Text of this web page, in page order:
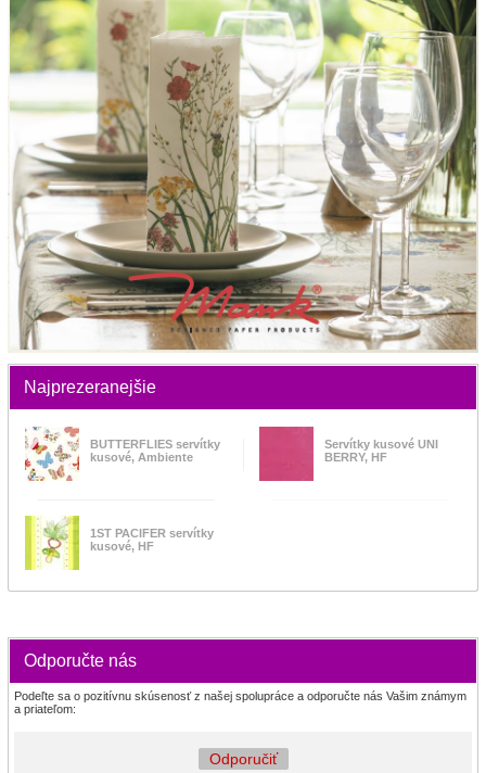
Najprezeranejšie
BUTTERFLIES servítky
kusové, Ambiente
Servítky kusové UNI
BERRY, HF
1ST PACIFER servítky
kusové, HF
Odporučte nás
Podeľte sa o pozitívnu skúsenosť z našej spolupráce a odporučte nás Vašim známym
a priateľom:
Odporučiť